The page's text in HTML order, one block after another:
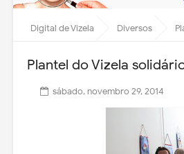
Digital de Vizela Diversos
Plantel do Vizela
sábado, novembro 29, 2014